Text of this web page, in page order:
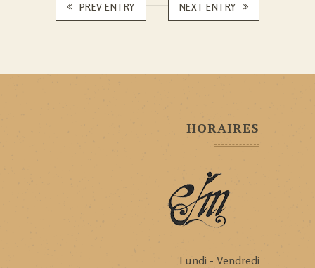
PREV ENTRY NEXT ENTRY
HORAIRES
Lundi - Vendredi